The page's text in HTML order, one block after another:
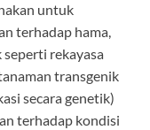
untuk
terhadap hama,
seperti rekayasa
transgenik
secara genetik)
terhadap kondisi